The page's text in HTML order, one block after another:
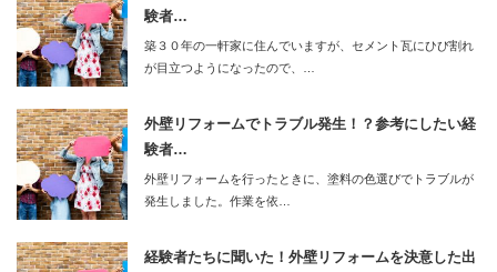
験者…
築３０年の一軒家に住んでいますが、セメント瓦にひび割れ
が目立つようになったので、…
外壁リフォームでトラブル発生！？参考にしたい経
験者…
外壁リフォームを行ったときに、塗料の色選びでトラブルが
発生しました。作業を依…
経験者たちに聞いた！外壁リフォームを決意した出